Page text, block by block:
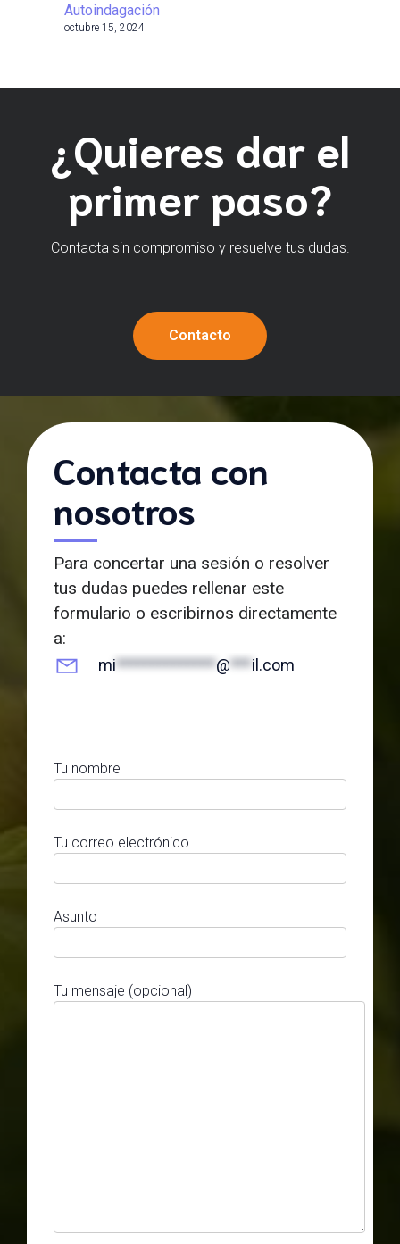
Autoindagación
octubre 15, 2024
¿Quieres dar el
primer paso?
Contacta sin compromiso y resuelve tus dudas.
Contacto
Contacta con
nosotros
Para concertar una sesión o resolver
tus dudas puedes rellenar este
formulario o escribirnos directamente
a:
mi**************@***il.com
Tu nombre
Tu correo electrónico
Asunto
Tu mensaje (opcional)